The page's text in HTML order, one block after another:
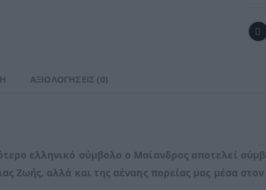
ΑΞΙΟΛΟΓΉΣΕΙΣ (0)
ελληνικό σύμβολο ο Μαίανδρος αποτελεί
Ζωής, αλλά και της αέναης πορείας μας μέσα